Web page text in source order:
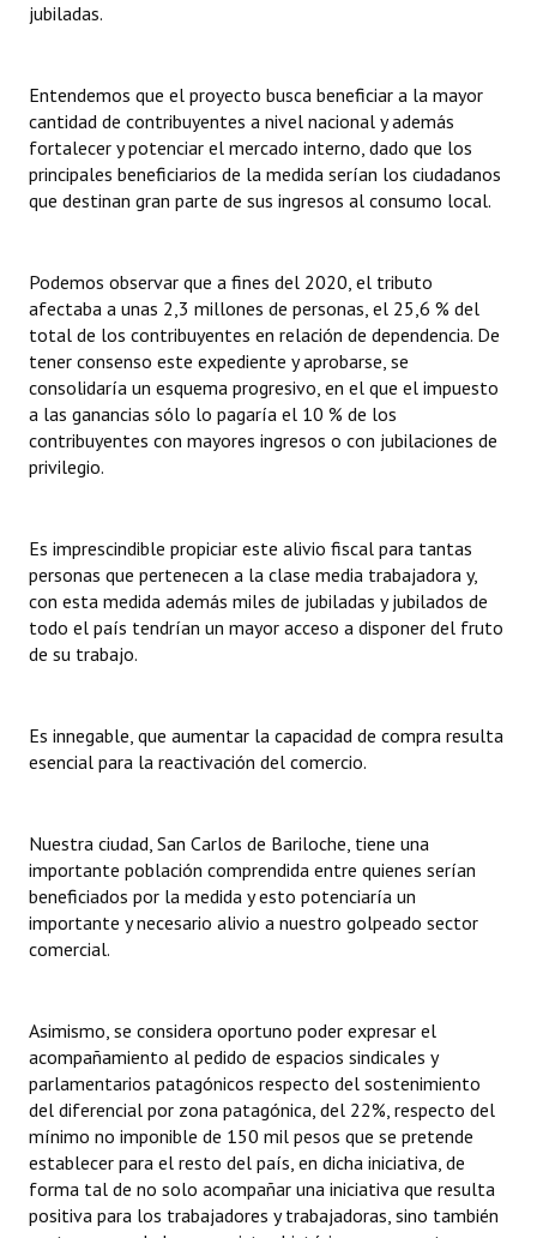
Declaraciones
Resoluciones de Presidencia
INSTITUCIONAL
Noticias Destacadas
Registros y Distinciones
Datos Históricos
Premio al Mérito - Registro
Audiencias Públicas - Registro
Periodistas Decanos - Registro
Ciudadano Ilustre - Registro
Huéspedes de Honor - Registro
Antiguos Pobladores - Registro
Bariloche, Municipio intercultural
Entrega de distinciones
jubiladas.
Entendemos que el proyecto busca beneficiar a la mayor
cantidad de contribuyentes a nivel nacional y además
fortalecer y potenciar el mercado interno, dado que los
principales beneficiarios de la medida serían los ciudadanos
que destinan gran parte de sus ingresos al consumo local.
Podemos observar que a fines del 2020, el tributo
afectaba a unas 2,3 millones de personas, el 25,6 % del
total de los contribuyentes en relación de dependencia. De
tener consenso este expediente y aprobarse, se
consolidaría un esquema progresivo, en el que el impuesto
a las ganancias sólo lo pagaría el 10 % de los
contribuyentes con mayores ingresos o con jubilaciones de
privilegio.
Es imprescindible propiciar este alivio fiscal para tantas
personas que pertenecen a la clase media trabajadora y,
con esta medida además miles de jubiladas y jubilados de
todo el país tendrían un mayor acceso a disponer del fruto
de su trabajo.
Es innegable, que aumentar la capacidad de compra resulta
esencial para la reactivación del comercio.
Nuestra ciudad, San Carlos de Bariloche, tiene una
importante población comprendida entre quienes serían
beneficiados por la medida y esto potenciaría un
importante y necesario alivio a nuestro golpeado sector
comercial.
Asimismo, se considera oportuno poder expresar el
acompañamiento al pedido de espacios sindicales y
parlamentarios patagónicos respecto del sostenimiento
del diferencial por zona patagónica, del 22%, respecto del
mínimo no imponible de 150 mil pesos que se pretende
establecer para el resto del país, en dicha iniciativa, de
forma tal de no solo acompañar una iniciativa que resulta
positiva para los trabajadores y trabajadoras, sino también